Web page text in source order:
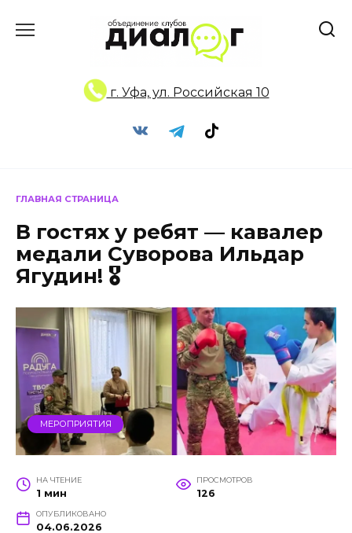
г. Уфа, ул. Российская 10
ГЛАВНАЯ СТРАНИЦА
В гостях у ребят — кавалер
медали Суворова Ильдар
Ягудин! 🎖
МЕРОПРИЯТИЯ
НА ЧТЕНИЕ
1 мин
ПРОСМОТРОВ
126
ОПУБЛИКОВАНО
04.06.2026